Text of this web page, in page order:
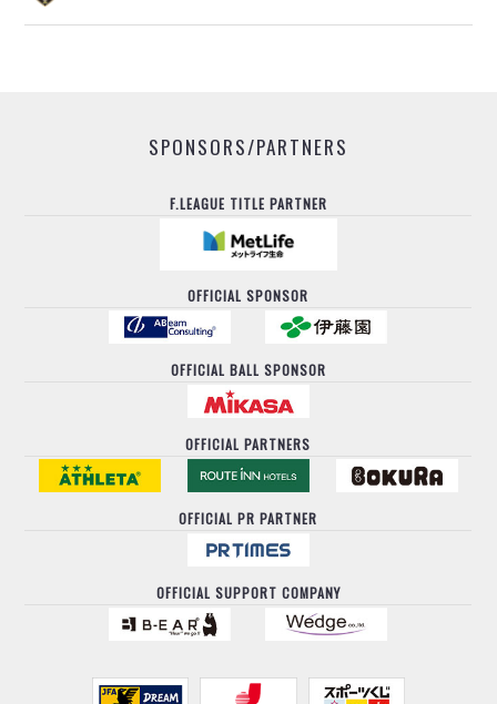
SPONSORS/PARTNERS
F.LEAGUE TITLE PARTNER
OFFICIAL SPONSOR
OFFICIAL BALL SPONSOR
OFFICIAL PARTNERS
OFFICIAL PR PARTNER
OFFICIAL SUPPORT COMPANY